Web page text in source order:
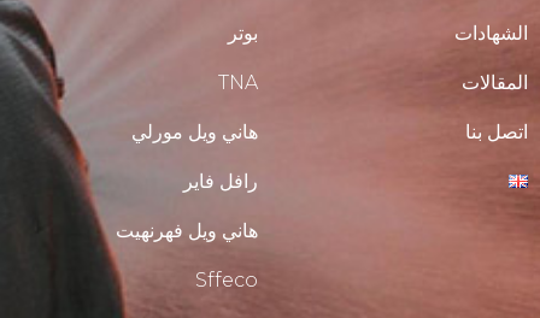
الشهادات
المقالات
اتصل بنا
بوتر
TNA
هاني ويل مورلي
رافل فاير
هاني ويل فهرنهيت
Sffeco